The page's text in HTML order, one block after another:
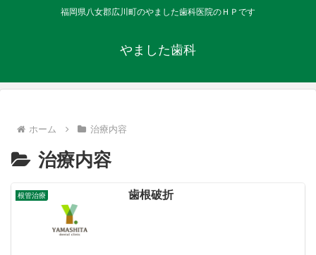
福岡県八女郡広川町のやました歯科医院のＨＰです
やました歯科
ホーム 治療内容
治療内容
根管治療 歯根破折